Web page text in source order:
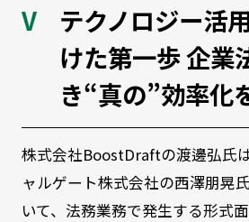
テクノロジー活
けた第一歩 企業
き“真の”効率化
株式会社BoostDraftの渡邊弘氏
ャルゲート株式会社の西澤朋晃
いて、法務業務で発生する形式